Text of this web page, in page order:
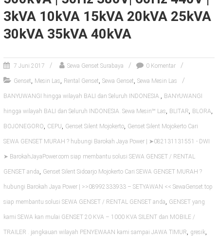
3kVA 10kVA 15kVA 20kVA 25kVA
30kVA 35kVA 40kVA
7 Juni 2017 Sewa Genset Surabaya 0 Komentar
Genset, Mesin Las, Rental Genset, Sewa Genset, Sewa Mesin Las
BANYUWANGI hingga wilayah BALI dan Seluruh INDONESIA., BANYUWANGI
hingga wilayah BALI dan Seluruh INDONESIA. Sewa Mesin℠ Las, BLITAR, BLORA,
BOJONEGORO, CEPU, Genset Silent Mojokerto, Genset Silent Mojokerto Cari
SEWA GENSET MURAH ? hubungi Barokah Jaya Power | ➤082131131551 - DWI
➤ BarokahJayaPower.com siap membantu solusi SEWA GENSET / RENTAL
GENSET anda, Genset Silent Sidoarjo Mojokerto Cari SEWA GENSET MURAH ?
hubungi Barokah Jaya Power | >>08992333933 – SETYAWAN << SewaGenset.top
siap membantu solusi SEWA GENSET / RENTAL GENSET anda, GENSET yang
kami SEWA kan mulai GENSET 20 KVA – 1000 KVA SILENT dan MOBILE /
TRAILER . jangkauan wilayah PENYEWAAN kami sampai JAWA TIMUR, gresik,